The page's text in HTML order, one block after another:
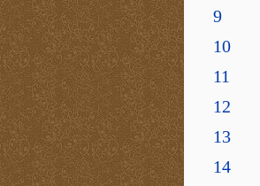
9
10
11
12
13
14